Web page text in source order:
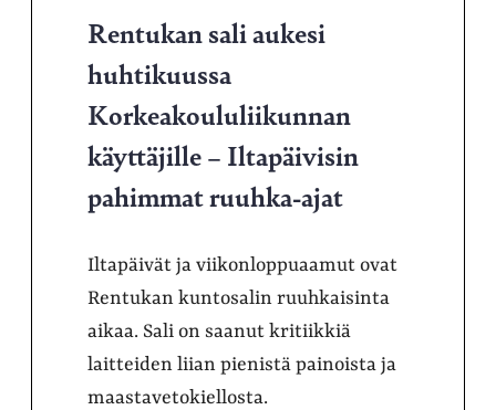
Rentukan sali aukesi
huhtikuussa
Korkeakoululiikunnan
käyttäjille – Iltapäivisin
pahimmat ruuhka-ajat
Iltapäivät ja viikonloppuaamut ovat
Rentukan kuntosalin ruuhkaisinta
aikaa. Sali on saanut kritiikkiä
laitteiden liian pienistä painoista ja
maastavetokiellosta.